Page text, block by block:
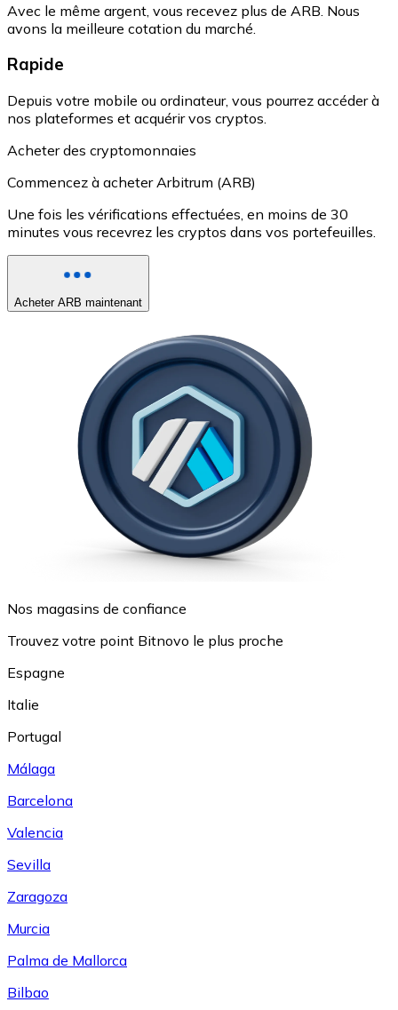
Avec le même argent, vous recevez plus de ARB. Nous
avons la meilleure cotation du marché.
Rapide
Depuis votre mobile ou ordinateur, vous pourrez accéder à
nos plateformes et acquérir vos cryptos.
Acheter des cryptomonnaies
Commencez à acheter Arbitrum (ARB)
Une fois les vérifications effectuées, en moins de 30
minutes vous recevrez les cryptos dans vos portefeuilles.
Acheter ARB maintenant
Nos magasins de confiance
Trouvez votre point Bitnovo le plus proche
Espagne
Italie
Portugal
Málaga
Barcelona
Valencia
Sevilla
Zaragoza
Murcia
Palma de Mallorca
Bilbao